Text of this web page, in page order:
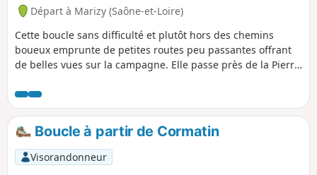
Départ à Marizy (Saône-et-Loire)
Cette boucle sans difficulté et plutôt hors des chemins
boueux emprunte de petites routes peu passantes offrant
de belles vues sur la campagne. Elle passe près de la Pierre
Chaude, une source qui reste à température constante
toute l'année.
Boucle à partir de Cormatin
Visorandonneur